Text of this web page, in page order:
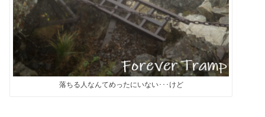
落ちる人なんてめったにいない･･･けど